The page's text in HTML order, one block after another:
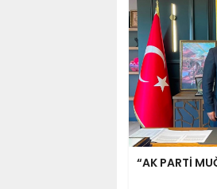
“AK PARTİ